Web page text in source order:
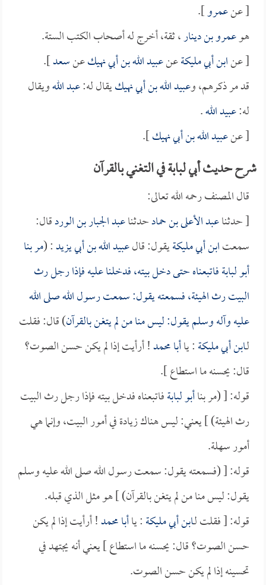
[ عنعمرو].
هوعمرو بن دينار، ثقة، أخرج له أصحاب الكتب الستة.
[ عنابن أبي مليكةعنعبيد الله بن أبي نهيكعنسعد].
قد مر ذكرهم، وعبيد الله بن أبي نهيكيقال له:عبد اللهويقال
له:عبيد الله.
[ عنعبيد الله بن أبي نهيك].
شرح حديث أبي لبابة في التغني بالقرآن
قال المصنف رحمه الله تعالى:
[ حدثناعبد الأعلى بن حمادحدثناعبد الجبار بن الوردقال:
سمعتابن أبي مليكةيقول: قالعبيد الله بن أبي يزيد: (مر بنا
أبو لبابةفاتبعناه حتى دخل بيته، فدخلنا عليه فإذا رجل رث
البيت رث الهيئة، فسمعته يقول: سمعت رسول الله صلى الله
عليه وآله وسلم يقول: ليس منا من لم يتغن بالقرآن) قال: فقلت
لـابن أبي مليكة: ياأبا محمد! أرأيت إذا لم يكن حسن الصوت؟
قال: يحسنه ما استطاع ].
قوله: [ (مر بناأبو لبابةفاتبعناه فدخل بيته فإذا رجل رث البيت
رث الهيئة) ] يعني: ليس هناك زيادة في أمور البيت، وإنما هي
أمور سهلة.
قوله: [ (فسمعته يقول: سمعت رسول الله صلى الله عليه وسلم
يقول: ليس منا من لم يتغن بالقرآن) ] هو مثل الذي قبله.
قوله: [ فقلت لـابن أبي مليكة: ياأبا محمد! أرأيت إذا لم يكن
حسن الصوت؟ قال: يحسنه ما استطاع ] يعني أنه يجتهد في
تحسينه إذا لم يكن حسن الصوت.